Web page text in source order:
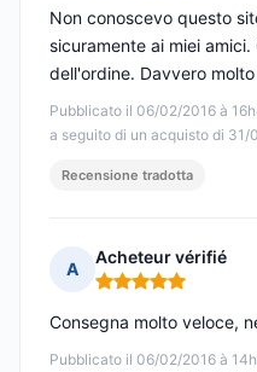
Pubblicato il 06/02/2016 à
a seguito di un acquisto di 31/
Non conoscevo questo
sicuramente ai miei
dell'ordine. Davvero
Recensione tradotta
A
Acheteur vérifié
Nota: 5 su 5
Pubblicato il 06/02/2016 à
Consegna molto veloce,